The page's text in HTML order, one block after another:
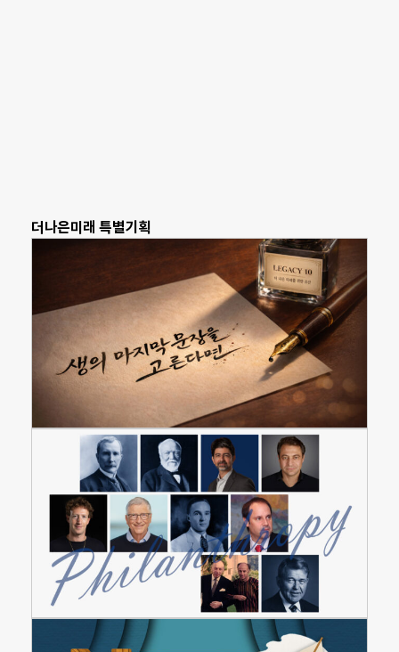
더나은미래 특별기획